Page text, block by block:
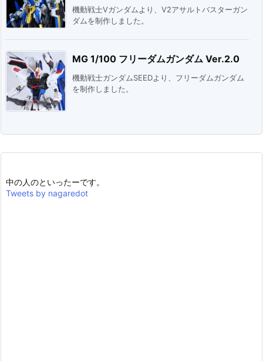
機動戦士Vガンダムより、V2アサルトバスターガン
ダムを制作しました。
MG 1/100 フリーダムガンダム Ver.2.0
機動戦士ガンダムSEEDより、フリーダムガンダム
を制作しました。
中の人のといったーです。
Tweets by nagaredot